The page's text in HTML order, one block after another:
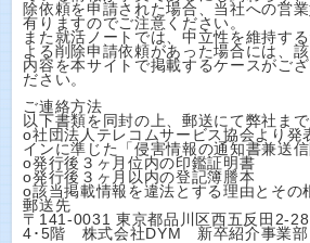
除依頼を申請された場合、当社への営
有りますのでご注意ください。
また就活ノートでは、中立性を維持す
よる削除申請依頼があった場合には、
内容を本サイトで掲載するケースがご
ださい。
ご連絡方法
以下書類を同封の上、郵送にて弊社まで
o社団法人テレコムサービス協会より発
インに準じた「侵害情報の通知書兼送信
o発行後３ヶ月位内の印鑑証明書
o発行後３ヶ月以内の登記簿謄本
o該当掲載情報を違法とする理由とその
郵送先
〒141-0031 東京都品川区西五反田2-
4･5階 株式会社DYM 新卒紹介事業部